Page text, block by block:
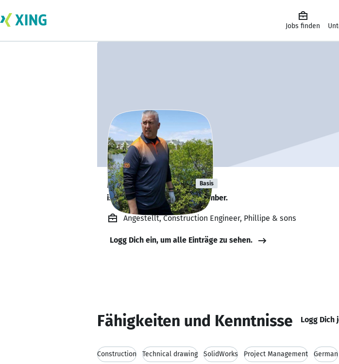
Jobs finden
Mike Philippe Basis
is looking for a new team member.
Angestellt, Construction Engineer, Phillipe & sons
Logg Dich ein, um alle Einträge zu sehen.
Fähigkeiten und Kenntnisse Logg Dich
Construction Technical drawing SolidWorks Project Management German